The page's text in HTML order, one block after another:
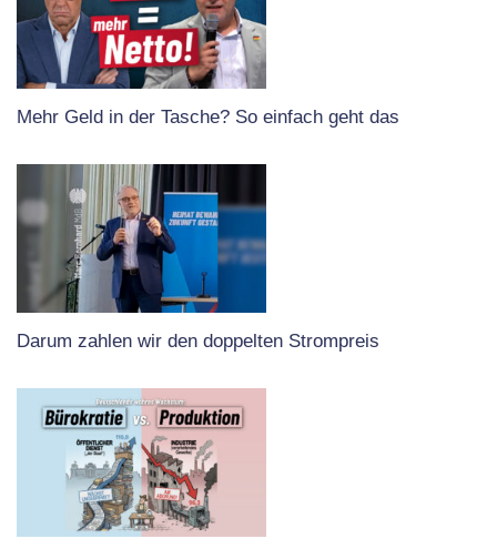
Mehr Geld in der Tasche? So einfach geht das
Darum zahlen wir den doppelten Strompreis